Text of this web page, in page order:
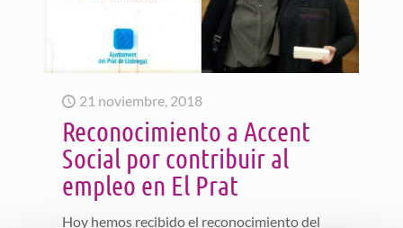
21 noviembre, 2018
Reconocimiento a Accent
Social por contribuir al
empleo en El Prat
Hoy hemos recibido el reconocimiento del